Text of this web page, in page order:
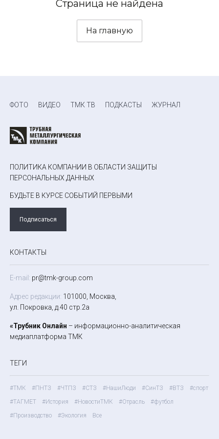
Страница не найдена
На главную
ФОТО ВИДЕО ТМК ТВ ПОДКАСТЫ ЖУРНАЛ
ПОЛИТИКА КОМПАНИИ В ОБЛАСТИ ЗАЩИТЫ
ПЕРСОНАЛЬНЫХ ДАННЫХ
БУДЬТЕ В КУРСЕ СОБЫТИЙ ПЕРВЫМИ
Подписаться
КОНТАКТЫ
E-mail: pr@tmk-group.com
Адрес редакции: 101000, Москва,
ул. Покровка, д.40 стр.2а
«Трубник Онлайн – информационно-аналитическая
медиаплатформа ТМК
ТЕГИ
#ТМК #ПНТЗ #ЧТПЗ #СТЗ #НашиЛюди #СинТЗ #ВТЗ
#спорт
#ТАГМЕТ
#История #НовостиТМК #Отрасль
#футбол
#Производство
#Экология Все